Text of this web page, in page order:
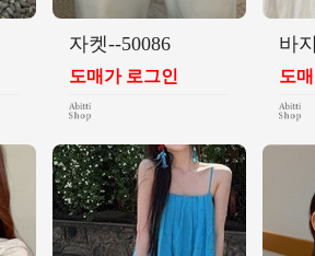
자켓--50086
도매가 로그인
바
도